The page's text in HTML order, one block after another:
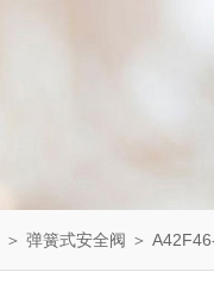
＞ 弹簧式安全阀 ＞